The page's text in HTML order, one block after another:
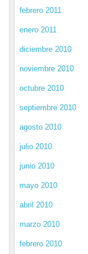
febrero 2011
enero 2011
diciembre 2010
noviembre 2010
octubre 2010
septiembre 2010
agosto 2010
julio 2010
junio 2010
mayo 2010
abril 2010
marzo 2010
febrero 2010